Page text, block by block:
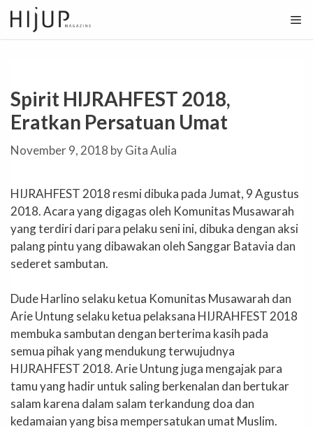
Skip
to
content
Spirit HIJRAHFEST 2018,
Eratkan Persatuan Umat
November 9, 2018 byGita Aulia
HIJRAHFEST 2018 resmi dibuka pada Jumat, 9 Agustus
2018. Acara yang digagas oleh Komunitas Musawarah
yang terdiri dari para pelaku seni ini, dibuka dengan aksi
palang pintu yang dibawakan oleh Sanggar Batavia dan
sederet sambutan.
Dude Harlino selaku ketua Komunitas Musawarah dan
Arie Untung selaku ketua pelaksana HIJRAHFEST 2018
membuka sambutan dengan berterima kasih pada
semua pihak yang mendukung terwujudnya
HIJRAHFEST 2018. Arie Untung juga mengajak para
tamu yang hadir untuk saling berkenalan dan bertukar
salam karena dalam salam terkandung doa dan
kedamaian yang bisa mempersatukan umat Muslim.